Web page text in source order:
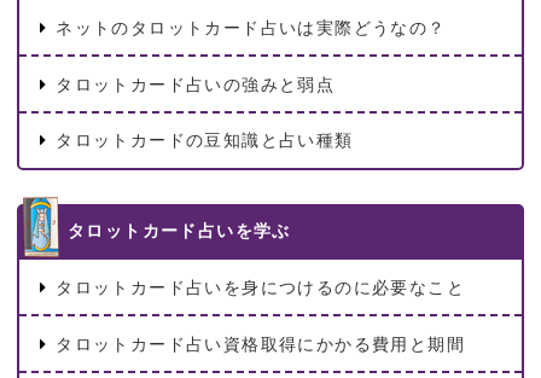
ネットのタロットカード占いは実際どうなの？
タロットカード占いの強みと弱点
タロットカードの豆知識と占い種類
タロットカード占いを学ぶ
タロットカード占いを身につけるのに必要なこと
タロットカード占い資格取得にかかる費用と期間